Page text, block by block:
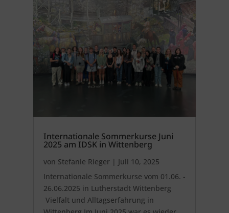
Internationale Sommerkurse Juni
2025 am IDSK in Wittenberg
von Stefanie Rieger| Juli 10, 2025
Internationale Sommerkurse vom 01.06. -
26.06.2025 in Lutherstadt Wittenberg
Vielfalt und Alltagserfahrung in